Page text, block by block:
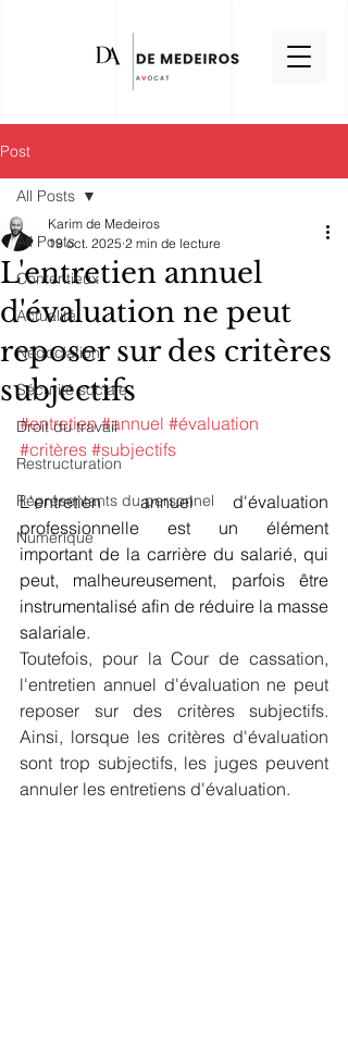
Post
All Posts
Contentieux
Actualité
Négociation
Sécurité sociale
Droit du travail
Restructuration
Représentants du personnel
Numérique
All Posts
L'entretien annuel
d'évaluation ne peut
reposer sur des critères
subjectifs
Karim de Medeiros
19 oct. 2025 2 min de lecture
#entretien #annuel #évaluation
#critères #subjectifs
L'entretien annuel d'évaluation
professionnelle est un élément
important de la carrière du salarié, qui
peut, malheureusement, parfois être
instrumentalisé afin de réduire la masse
salariale.
Toutefois, pour la Cour de cassation,
l'entretien annuel d'évaluation ne peut
reposer sur des critères subjectifs.
Ainsi, lorsque les critères d'évaluation
sont trop subjectifs, les juges peuvent
annuler les entretiens d'évaluation.